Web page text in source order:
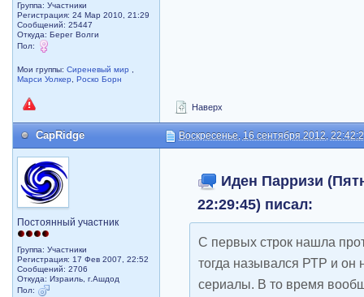
Группа: Участники
Регистрация: 24 Мар 2010, 21:29
Сообщений: 25447
Откуда: Берег Волги
Пол:
Мои группы:Сиреневый мир
Марси Уолкер
,Роско Борн
Наверх
CapRidge Воскресенье, 16 сентября 2012,
Постоянный участник
Группа: Участники
Регистрация: 17 Фев 2007, 22:52
Сообщений: 2706
Откуда: Израиль, г.Ашдод
Пол:
Иден Парризи
22:29:45) писал:
С первых строк нашла
тогда назывался РТР и он
сериалы. В то время